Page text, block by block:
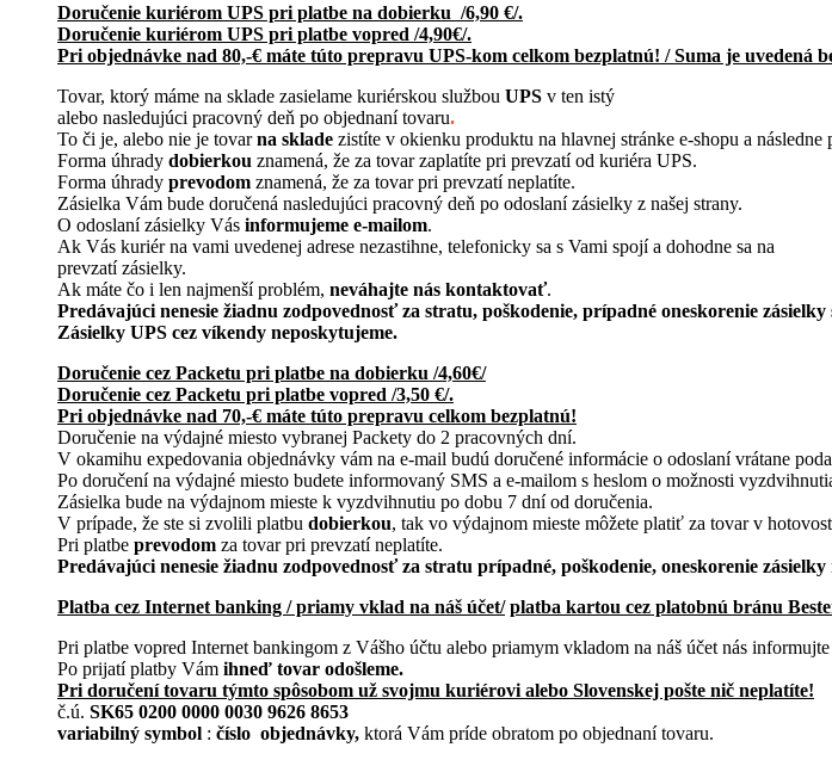
Doručenie kuriérom UPS pri platbe na dobierku /6,90 €/.
Doručenie kuriérom UPS pri platbe vopred /4,90€/.
Pri objednávke nad 80,-€ máte túto prepravu UPS-kom celkom bezplatnú! / Suma je uvedená
Tovar, ktorý máme na sklade zasielame kuriérskou službou UPS v ten istý
alebo nasledujúci pracovný deň po objednaní tovaru.
To či je, alebo nie je tovarna sklade zistíte v okienku produktu na hlavnej stránke e-shopu a
Forma úhrady dobierkou znamená, že za tovar zaplatíte pri prevzatí od kuriéra UPS.
Forma úhrady prevodom znamená, že za tovar pri prevzatí neplatíte.
Zásielka Vám bude doručená nasledujúci pracovný deň po odoslaní zásielky z našej strany.
O odoslaní zásielky Vás informujeme e-mailom.
Ak Vás kuriér na vami uvedenej adrese nezastihne, telefonicky sa s Vami spojí a dohodne sa na
prevzatí zásielky.
Ak máte čo i len najmenší problém, neváhajte nás kontaktovať.
Predávajúci nenesie žiadnu zodpovednosť za stratu, poškodenie, prípadné oneskorenie
Zásielky UPS cez víkendy neposkytujeme.
Doručenie cez Packetu pri platbe na dobierku /4,60€/
Doručenie cez Packetu pri platbe vopred /3,50 €/.
Pri objednávke nad 70,-€ máte túto prepravu celkom bezplatnú!
Doručenie na výdajné miesto vybranej Packety do 2 pracovných dní.
V okamihu expedovania objednávky vám na e-mail budú doručené informácie o odoslaní vrátane
Po doručení na výdajné miesto budete informovaný SMS a e-mailom s heslom o možnosti
Zásielka bude na výdajnom mieste k vyzdvihnutiu po dobu 7 dní od doručenia.
V prípade, že ste si zvolili platbu dobierkou, tak vo výdajnom mieste môžete platiť za tovar v
Pri platbe prevodom za tovar pri prevzatí neplatíte.
Predávajúci nenesie žiadnu zodpovednosť za stratu prípadné, poškodenie, oneskorenie
Platba cez Internet banking / priamy vklad na náš účet/ platba kartou cez platobnú bránu
Pri platbe vopred Internet bankingom z Vášho účtu alebo priamym vkladom na náš účet nás
Po prijatí platby Vám ihneď tovar odošleme.
Pri doručení tovaru týmto spôsobom už svojmu kuriérovi alebo Slovenskej pošte nič neplatíte!
č.ú. SK65 0200 0000 0030 9626 8653
variabilný symbol : číslo objednávky, ktorá Vám príde obratom po objednaní tovaru.